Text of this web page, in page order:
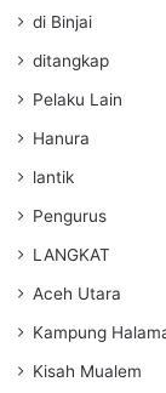
di Binjai
ditangkap
Pelaku Lain
Hanura
lantik
Pengurus
LANGKAT
Aceh Utara
Kampung
Kisah Mualem